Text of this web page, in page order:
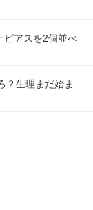
ピアスを2個並べ
？生理まだ始ま